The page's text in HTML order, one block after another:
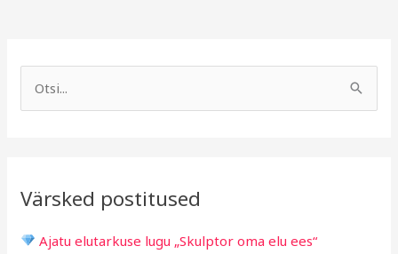
c
Värsked postitused
Ajatu elutarkuse lugu „Skulptor oma elu ees“
g
i